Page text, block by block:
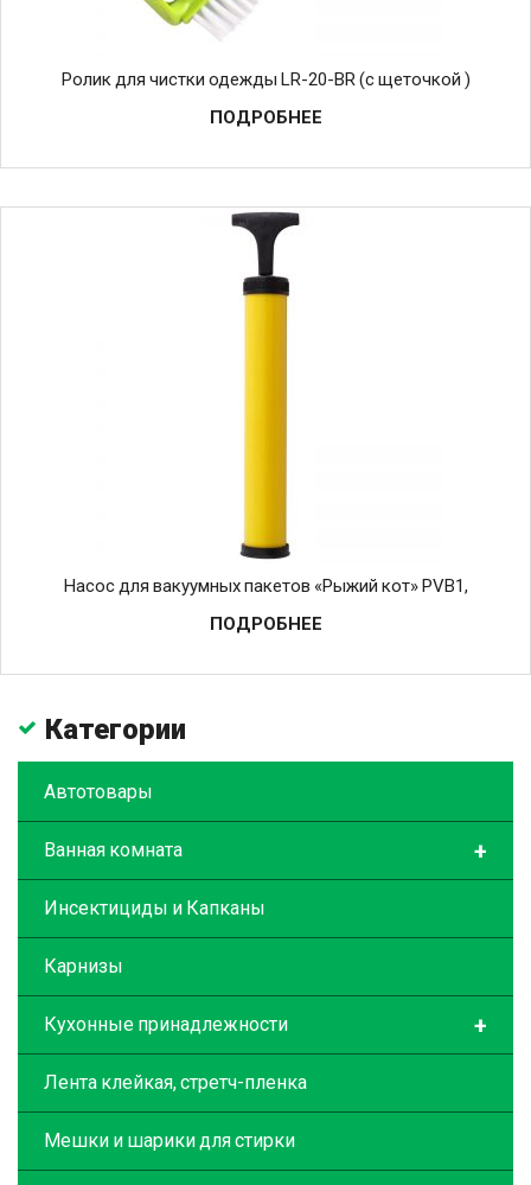
Ролик для чистки одежды LR-20-BR (с щеточкой )
ПОДРОБНЕЕ
Насос для вакуумных пакетов «Рыжий кот» PVB1,
ПОДРОБНЕЕ
Категории
Автотовары
+
Ванная комната
Инсектициды и Капканы
Карнизы
+
Кухонные принадлежности
Лента клейкая, стретч-пленка
Мешки и шарики для стирки